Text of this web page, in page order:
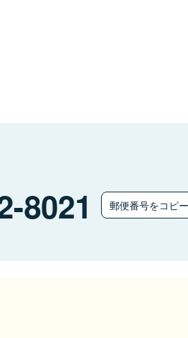
8021 郵便番号をコピ